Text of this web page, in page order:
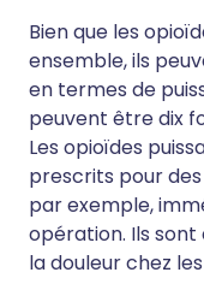
Bien que les
ensemble, ils
en termes de
peuvent être dix
Les opioïdes
prescrits pour
par exemple,
opération. Ils
la douleur chez